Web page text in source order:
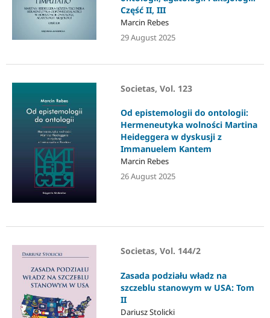
Część II, III
Marcin Rebes
29 August 2025
Societas, Vol. 123
Od epistemologii do ontologii:
Hermeneutyka wolności Martina
Heideggera w dyskusji z
Immanuelem Kantem
Marcin Rebes
26 August 2025
Societas, Vol. 144/2
Zasada podziału władz na
szczeblu stanowym w USA: Tom
II
Dariusz Stolicki